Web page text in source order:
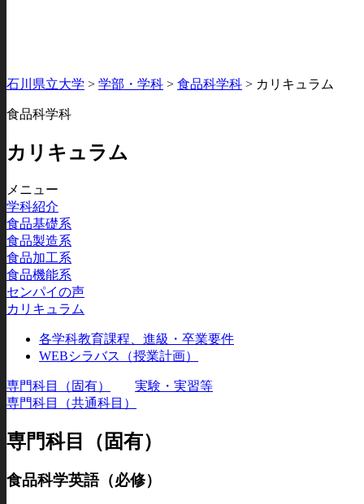
石川県立大学 > 学部・学科 > 食品科学科 > カリキュラム
食品科学科
カリキュラム
メニュー
学科紹介
食品基礎系
食品製造系
食品加工系
食品機能系
センパイの声
カリキュラム
各学科教育課程、進級・卒業要件
WEBシラバス（授業計画）
専門科目（固有）
実験・実習等
専門科目（共通科目）
専門科目（固有）
食品科学英語（必修）